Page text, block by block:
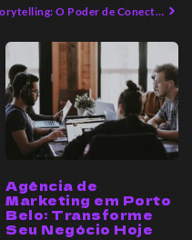
Storytelling: O Poder de Conectar Emoções e Marcas
Agência de
Marketing em Porto
Belo: Transforme
Seu Negócio Hoje